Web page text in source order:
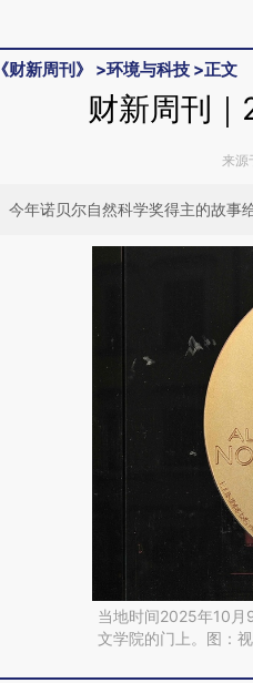
《财新周刊》 >环境与科技 >正文
财新周刊
来源
今年诺贝尔自然科学奖得主的故事
当地时间2025年10月
文学院的门上。图：